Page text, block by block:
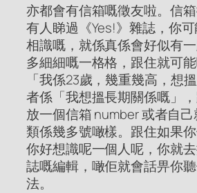
亦都會有信箱嘅徵友啦。信
有人睇過《Yes!》雜誌，你
相識嘅，就係真係會好似有
多細細嘅一格格，跟住就可能
「我係23歲，幾重幾高，想
者係「我想搵長期關係嘅」
放一個信箱 number 或者自
類係幾多號噉樣。跟住如果
你好想識呢一個人呢，你就
誌嘅編輯，噉佢就會話畀你
法。